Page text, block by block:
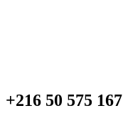
+216 50 575 167